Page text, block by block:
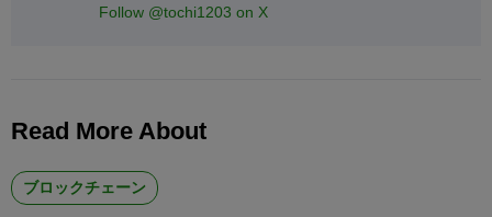
Follow @tochi1203 on X
Read More About
ブロックチェーン